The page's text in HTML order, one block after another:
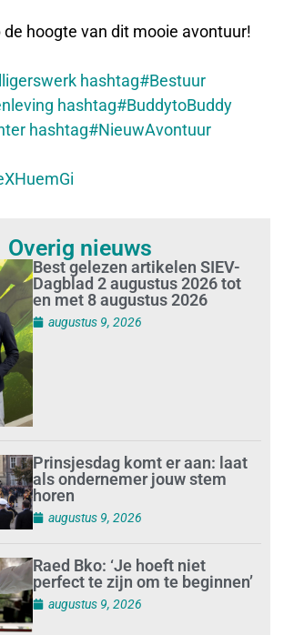
de hoogte van dit mooie avontuur!
hashtag#Bestuur
hashtag#BuddytoBuddy
hashtag#NieuwAvontuur
Overig nieuws
Best gelezen artikelen SIEV-
Dagblad 2 augustus 2026 tot
en met 8 augustus 2026
augustus 9, 2026
Prinsjesdag komt er aan: laat
als ondernemer jouw stem
horen
augustus 9, 2026
Raed Bko: ‘Je hoeft niet
perfect te zijn om te beginnen’
augustus 9, 2026